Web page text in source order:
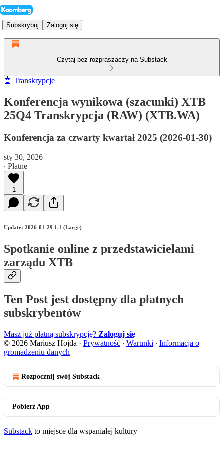
Subskrybuj Zaloguj się
Czytaj bez rozpraszaczy na Substack
🤖 Transkrypcje
Konferencja wynikowa (szacunki) XTB
25Q4 Transkrypcja (RAW) (XTB.WA)
Konferencja za czwarty kwartał 2025 (2026-01-30)
sty 30, 2026
∙ Płatne
1
Update: 2026-01-29 1.1 (Large)
Spotkanie online z przedstawicielami
zarządu XTB
Ten Post jest dostępny dla płatnych
subskrybentów
Masz już płatną subskrypcję? Zaloguj się
© 2026 Mariusz Hojda · Prywatność ∙ Warunki ∙ Informacja o
gromadzeniu danych
Rozpocznij swój Substack
Pobierz App
Substack to miejsce dla wspaniałej kultury